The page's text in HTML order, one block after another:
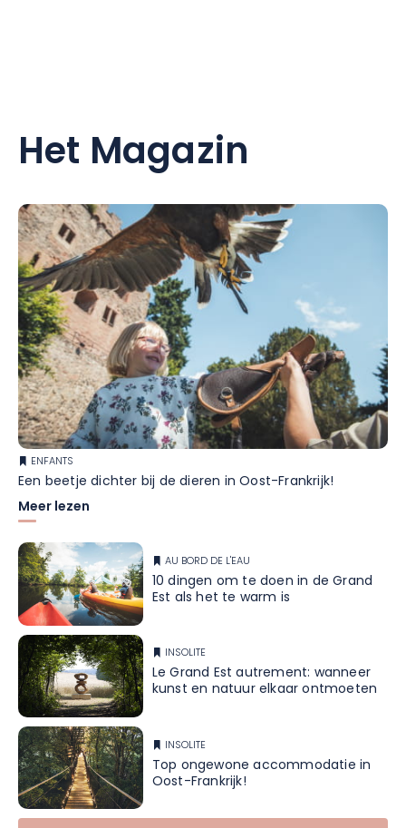
Het Magazin
ENFANTS
Een beetje dichter bij de dieren in Oost-Frankrijk!
Meer lezen
AU BORD DE L'EAU
10 dingen om te doen in de Grand
Est als het te warm is
INSOLITE
Le Grand Est autrement: wanneer
kunst en natuur elkaar ontmoeten
INSOLITE
Top ongewone accommodatie in
Oost-Frankrijk!